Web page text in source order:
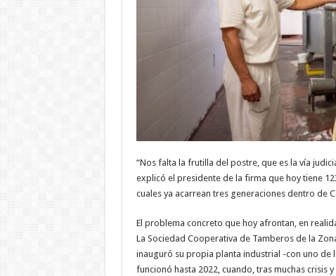
“Nos falta la frutilla del postre, que es la vía
explicó el presidente de la firma que hoy tiene
cuales ya acarrean tres generaciones dentro de
El problema concreto que hoy afrontan, en
La Sociedad Cooperativa de Tamberos de la
inauguró su propia planta industrial -con uno de
funcionó hasta 2022, cuando, tras muchas crisis